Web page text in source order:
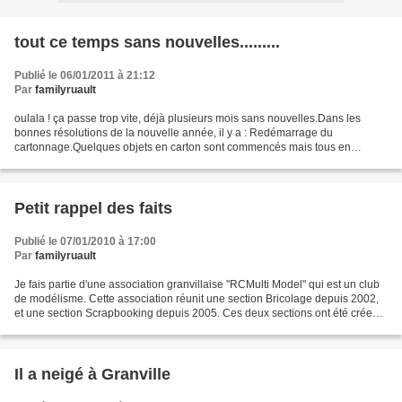
tout ce temps sans nouvelles.........
Publié le 06/01/2011 à 21:12
Par familyruault
oulala ! ça passe trop vite, déjà plusieurs mois sans nouvelles.Dans les
bonnes résolutions de la nouvelle année, il y a : Redémarrage du
cartonnage.Quelques objets en carton sont commencés mais tous en
Petit rappel des faits
Publié le 07/01/2010 à 17:00
Par familyruault
Je fais partie d'une association granvillaise "RCMulti Model" qui est un club
de modélisme. Cette association réunit une section Bricolage depuis 2002,
et une section Scrapbooking depuis 2005. Ces deux sections ont été crée
Il a neigé à Granville